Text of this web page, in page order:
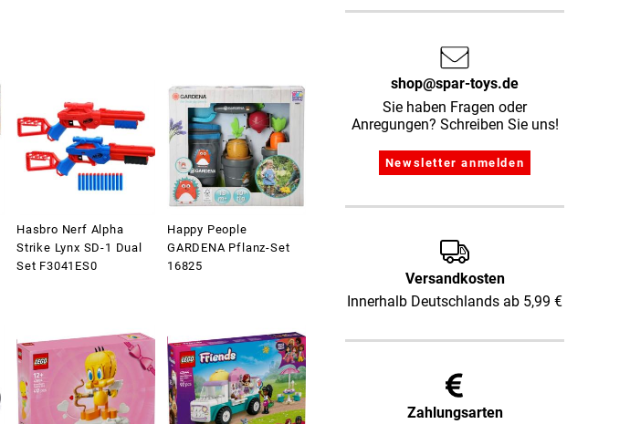
Hasbro Nerf Alpha
Strike Lynx SD-1 Dual
Set F3041ES0
Happy People
GARDENA Pflanz-Set
16825
shop@spar-toys.de
Sie haben Fragen oder
Anregungen? Schreiben Sie uns!
Versandkosten
Innerhalb Deutschlands ab 5,99 €
Zahlungsarten